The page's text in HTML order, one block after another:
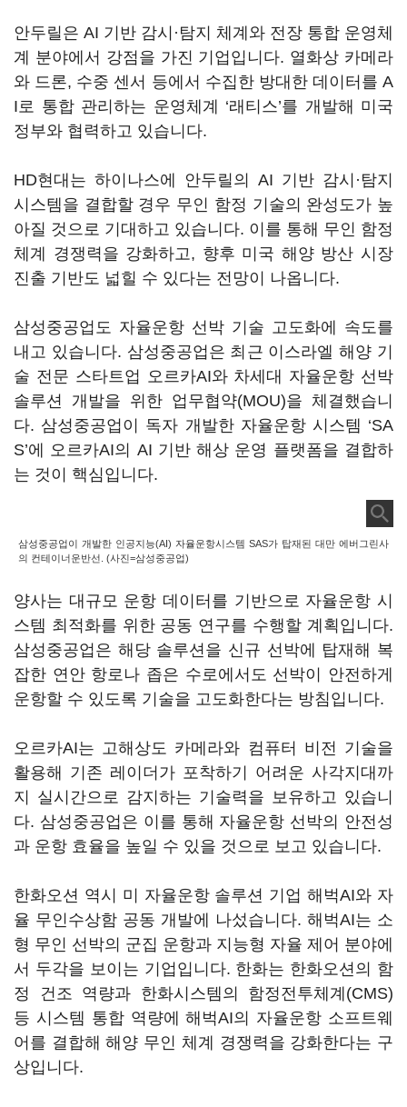
안두릴은 AI 기반 감시·탐지 체계와 전장 통합 운영체
계 분야에서 강점을 가진 기업입니다. 열화상 카메라
와 드론, 수중 센서 등에서 수집한 방대한 데이터를 A
I로 통합 관리하는 운영체계 ‘래티스’를 개발해 미국
정부와 협력하고 있습니다.
HD현대는 하이나스에 안두릴의 AI 기반 감시·탐지
시스템을 결합할 경우 무인 함정 기술의 완성도가 높
아질 것으로 기대하고 있습니다. 이를 통해 무인 함정
체계 경쟁력을 강화하고, 향후 미국 해양 방산 시장
진출 기반도 넓힐 수 있다는 전망이 나옵니다.
삼성중공업도 자율운항 선박 기술 고도화에 속도를
내고 있습니다. 삼성중공업은 최근 이스라엘 해양 기
술 전문 스타트업 오르카AI와 차세대 자율운항 선박
솔루션 개발을 위한 업무협약(MOU)을 체결했습니
다. 삼성중공업이 독자 개발한 자율운항 시스템 ‘SA
S’에 오르카AI의 AI 기반 해상 운영 플랫폼을 결합하
는 것이 핵심입니다.
삼성중공업이 개발한 인공지능(AI) 자율운항시스템 SAS가 탑재된 대만 에버그린사
의 컨테이너운반선. (사진=삼성중공업)
양사는 대규모 운항 데이터를 기반으로 자율운항 시
스템 최적화를 위한 공동 연구를 수행할 계획입니다.
삼성중공업은 해당 솔루션을 신규 선박에 탑재해 복
잡한 연안 항로나 좁은 수로에서도 선박이 안전하게
운항할 수 있도록 기술을 고도화한다는 방침입니다.
오르카AI는 고해상도 카메라와 컴퓨터 비전 기술을
활용해 기존 레이더가 포착하기 어려운 사각지대까
지 실시간으로 감지하는 기술력을 보유하고 있습니
다. 삼성중공업은 이를 통해 자율운항 선박의 안전성
과 운항 효율을 높일 수 있을 것으로 보고 있습니다.
한화오션 역시 미 자율운항 솔루션 기업 해벅AI와 자
율 무인수상함 공동 개발에 나섰습니다. 해벅AI는 소
형 무인 선박의 군집 운항과 지능형 자율 제어 분야에
서 두각을 보이는 기업입니다. 한화는 한화오션의 함
정 건조 역량과 한화시스템의 함정전투체계(CMS)
등 시스템 통합 역량에 해벅AI의 자율운항 소프트웨
어를 결합해 해양 무인 체계 경쟁력을 강화한다는 구
상입니다.